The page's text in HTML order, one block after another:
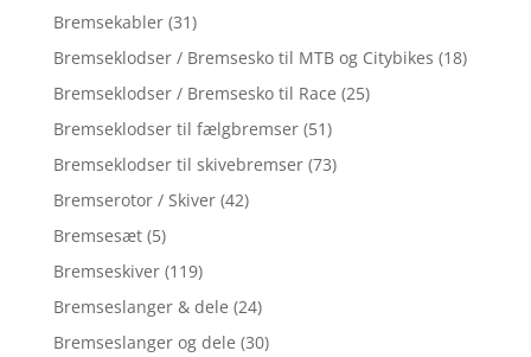
Bremsekabler (31)
Bremseklodser / Bremsesko til MTB og Citybikes (18)
Bremseklodser / Bremsesko til Race (25)
Bremseklodser til fælgbremser (51)
Bremseklodser til skivebremser (73)
Bremserotor / Skiver (42)
Bremsesæt (5)
Bremseskiver (119)
Bremseslanger & dele (24)
Bremseslanger og dele (30)